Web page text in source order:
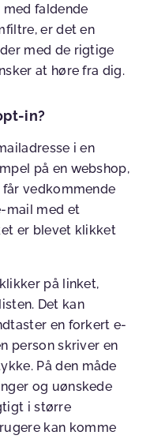
faldende
er det en
med de rigtige
at høre fra dig.
in?
i en
på en webshop,
vedkommende
mail med et
er blevet klikket
på linket,
Det kan
en forkert e-
person skriver en
På den måde
og uønskede
i større
kan komme